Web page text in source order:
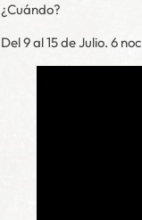
¿Cuándo?
Del 9 al 15 de Julio. 6